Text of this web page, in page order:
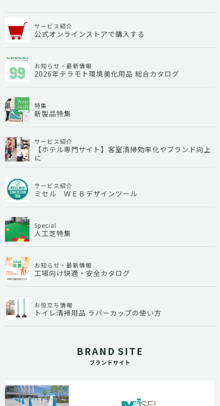
サービス紹介
公式オンラインストアで購入する
お知らせ・最新情報
2026年テラモト環境美化用品 総合カタログ
特集
新製品特集
サービス紹介
【ホテル専門サイト】客室清掃効率化やブランド向上
に
サービス紹介
ミセル ＷＥＢデザインツール
Special
人工芝特集
お知らせ・最新情報
工場向け快適・安全カタログ
お役立ち情報
トイレ清掃用品 ラバーカップの使い方
BRAND SITE
ブランドサイト